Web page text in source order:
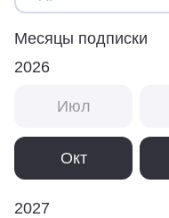
Месяцы подписки
2026
Июл
Окт
2027